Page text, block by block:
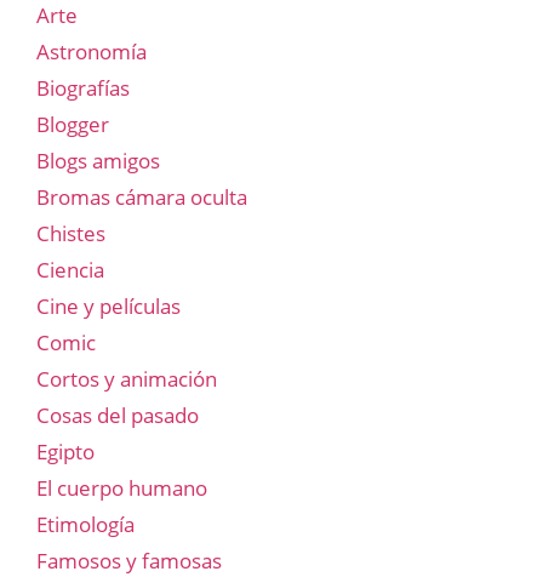
Arte
Astronomía
Biografías
Blogger
Blogs amigos
Bromas cámara oculta
Chistes
Ciencia
Cine y películas
Comic
Cortos y animación
Cosas del pasado
Egipto
El cuerpo humano
Etimología
Famosos y famosas